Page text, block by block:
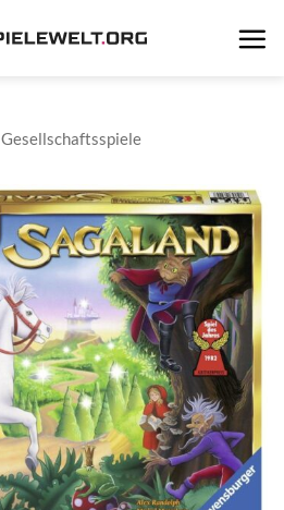
Gesellschaftsspiele